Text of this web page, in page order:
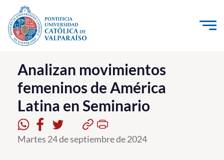
Click acá para ir directamente al contenido
La Universidad
Investigación, Creación e Innovación
PUCV Internacional
Vinculación con el Medio
Analizan movimientos
femeninos de América
Latina en Seminario
Martes 24 de septiembre de 2024